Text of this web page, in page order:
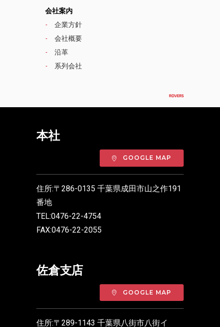
会社案内
企業方針
会社概要
沿革
系列会社
本社
GOOGLE MAP
住所:〒286-0135 千葉県成田市山之作191
番地
TEL:0476-22-4754
FAX:0476-22-2055
佐倉支店
GOOGLE MAP
住所:〒289-1143 千葉県八街市八街イ